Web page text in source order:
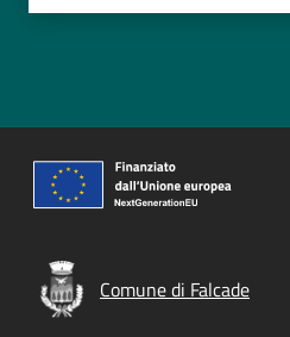
Comune di Falcade